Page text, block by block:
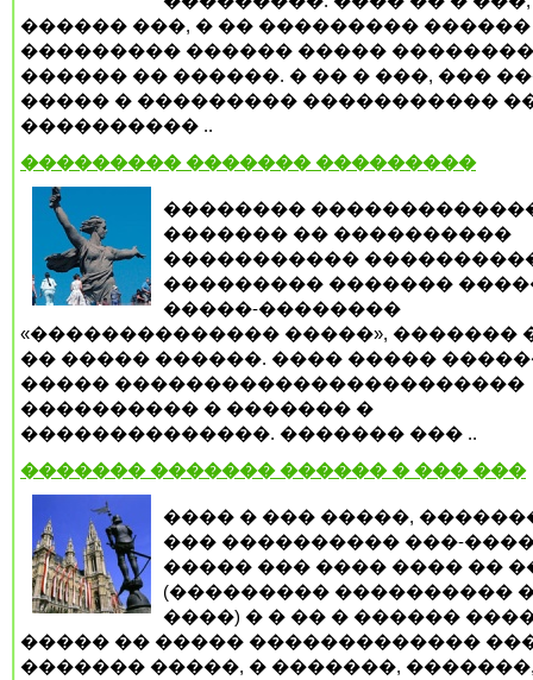
������ ���, � �� ��������� ������
��������� ������ �����
������ �� ������. � �� � ���, ���
����� � ��������� �����������
���������� ..
��������� ������� ���������
��������
������� �� ����������
�����������
��������� �������
�����-��������
«�������������� �����», �������
�� ����� ������. ���� �����
����� �����������������������
���������� � ������� �
��������������. ������� ��� ..
������� ������� ������ � ��� ���
���� � ��� �����,
��� ���������� ���-
����� ��� ���� ���� ��
(��������� ����������
����) � � �� � ������
����� �� ����� �������������
������� �����, � �������,